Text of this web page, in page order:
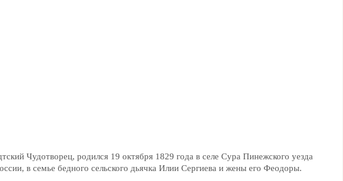
Чудотворец, родился 19 октября 1829 года в селе Сура Пинежского уезда
в семье бедного сельского дьячка Илии Сергиева и жены его Феодоры.